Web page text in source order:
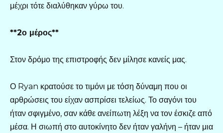
μέχρι τότε διαλύθηκαν γύρω του.
**2ο μέρος**
Στον δρόμο της επιστροφής δεν μίλησε κανείς μας.
Ο Ryan κρατούσε το τιμόνι με τόση δύναμη που οι
αρθρώσεις του είχαν ασπρίσει τελείως. Το σαγόνι του
ήταν σφιγμένο, σαν κάθε ανείπωτη λέξη να τον έσκιζε από
μέσα. Η σιωπή στο αυτοκίνητο δεν ήταν γαλήνη – ήταν μια